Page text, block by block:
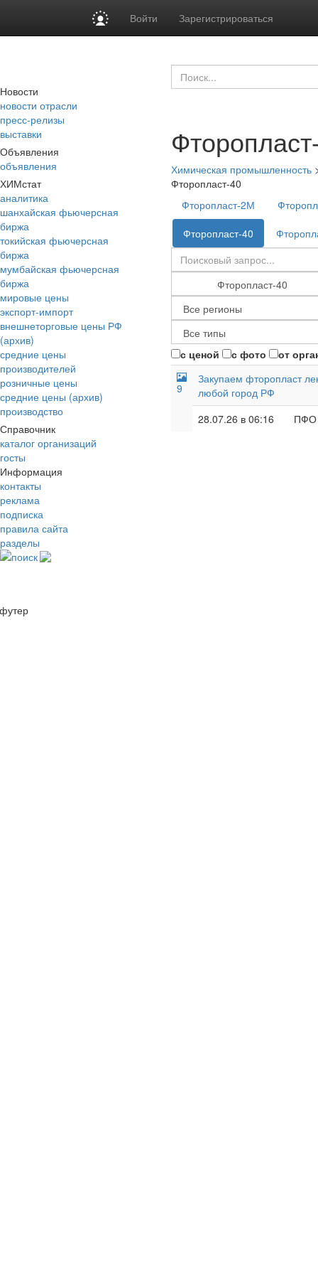
Войти Зарегистрироваться
Новости
новости отрасли
пресс-релизы
выставки
Объявления
объявления
ХИМстат
аналитика
шанхайская фьючерсная
биржа
токийская фьючерсная
биржа
мумбайская фьючерсная
биржа
мировые цены
экспорт-импорт
внешнеторговые цены РФ
(архив)
средние цены
производителей
розничные цены
средние цены (архив)
производство
Справочник
каталог организаций
госты
Информация
контакты
реклама
подписка
правила сайта
разделы
поиск
Химическая промышленность
Фторопласт-40
Фторопласт-2М
Фторопласт-40
с ценой с фото от
9
Закупаем фторопласт
любой город РФ
28.07.26 в 06:16
ПФО
футер